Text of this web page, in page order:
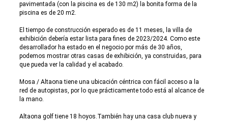
pavimentada (con la piscina es de 130 m2) la bonita forma de la
piscina es de 20 m2.
El tiempo de construcción esperado es de 11 meses, la villa de
exhibición debería estar lista para fines de 2023/2024. Como este
desarrollador ha estado en el negocio por más de 30 años,
podemos mostrar otras casas de exhibición, ya construidas, para
que pueda ver la calidad y el acabado.
Mosa / Altaona tiene una ubicación céntrica con fácil acceso a la
red de autopistas, por lo que prácticamente todo está al alcance de
la mano.
Altaona golf tiene 18 hoyos.También hay una casa club nueva y